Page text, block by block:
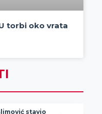
torbi oko vrata
stavio